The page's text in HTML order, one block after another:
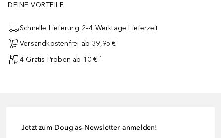
DEINE VORTEILE
Schnelle Lieferung 2–4 Werktage Lieferzeit
Versandkostenfrei ab 39,95 €
4 Gratis-Proben ab 10 € ¹
Jetzt zum Douglas-Newsletter anmelden!